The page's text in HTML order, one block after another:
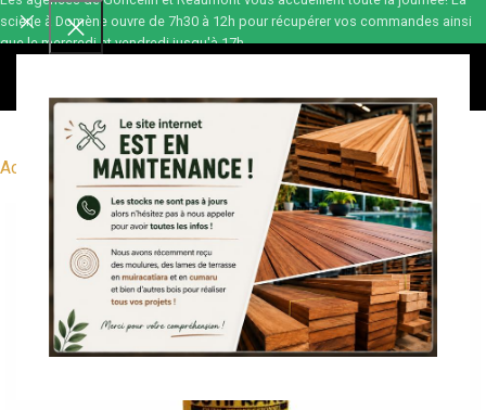
Accueil Outillage Outillage à main Traçage
scierie à Domène ouvre de 7h30 à 12h pour récupérer vos commandes ainsi
que le mercredi et vendredi jusqu'à 17h.